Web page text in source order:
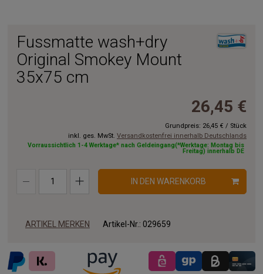
Fussmatte wash+dry
Original Smokey Mount
35x75 cm
26,45 €
Grundpreis: 26,45 € / Stück
inkl. ges. MwSt. Versandkostenfrei innerhalb Deutschlands
Vorraussichtlich 1-4 Werktage* nach Geldeingang(*Werktage: Montag bis
Freitag) innerhalb DE
IN DEN WARENKORB
ARTIKEL MERKEN Artikel-Nr.: 029659